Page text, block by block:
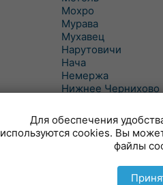
Мохро
Мурава
Мухавец
Нарутовичи
Нача
Немержа
Нижнее Чернихово
Новицковичи
Новоселки
Новые Засимовичи
Новые Лыщицы
Оберовщина
Для обеспечения
используются cookies. Вы
файлы